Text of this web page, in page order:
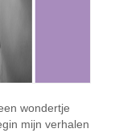
wondertje
mijn verhalen